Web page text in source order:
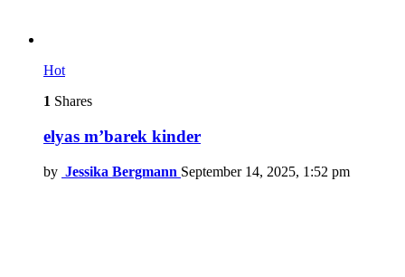
Hot
1 Shares
elyas m’barek kinder
by Jessika Bergmann September 14, 2025, 1:52 pm